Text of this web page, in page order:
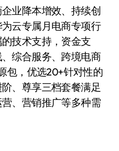
业降本增效、持续创
云专属月电商专项行
技术支持，资金支
综合服务、跨境电商
包，优选20+针对性的
、尊享三档套餐满足
、营销推广等多种需